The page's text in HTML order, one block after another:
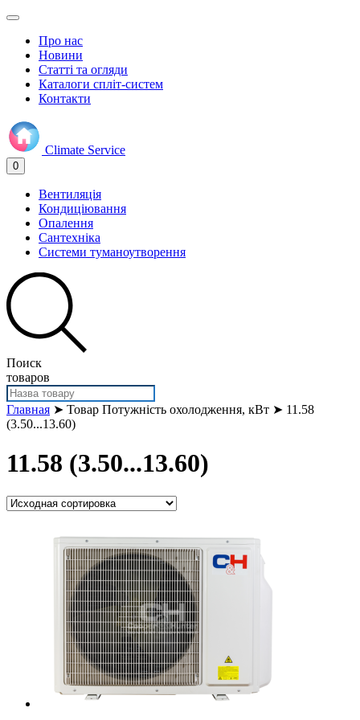
Про нас
Новини
Статті та огляди
Каталоги спліт-систем
Контакти
Climate Service
0
Вентиляція
Кондиціювання
Опалення
Сантехніка
Системи туманоутворення
Поиск
товаров
Главная ➤ Товар Потужність охолодження, кВт ➤ 11.58
(3.50...13.60)
11.58 (3.50...13.60)